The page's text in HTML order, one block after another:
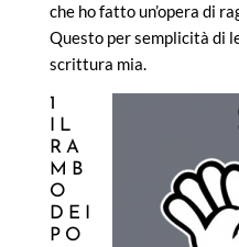
che ho fatto un’opera di
Questo per semplicità di
scrittura mia.
1
IL
RA
MB
O
DEI
PO